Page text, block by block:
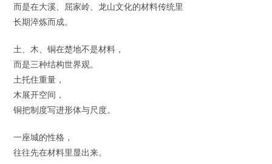
而是在大溪、屈家岭、龙山文化的材料传统里
长期淬炼而成。
土、木、铜在楚地不是材料，
而是三种结构世界观。
土托住重量，
木展开空间，
铜把制度写进形体与尺度。
一座城的性格，
往往先在材料里显出来。